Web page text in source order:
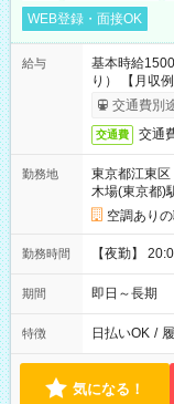
WEB登録・面接OK
給与
基本時給
り） 【月収
合）交通費別
交通費 交通
勤務地
東京都江東区
木場(東京都)
空調あり
勤務時間 【夜勤】
期間 即日～長期
特徴 日払いOK /
気になる！